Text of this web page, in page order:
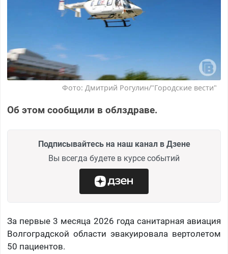
Фото: Дмитрий Рогулин/"Городские вести"
Об этом сообщили в облздраве.
Подписывайтесь на наш канал в Дзене
Вы всегда будете в курсе событий
За первые 3 месяца 2026 года санитарная авиация
Волгоградской области эвакуировала вертолетом
50 пациентов.